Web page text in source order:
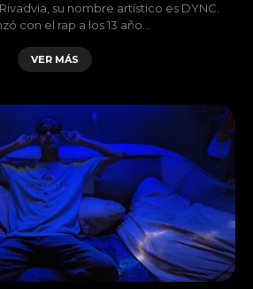
su nombre artístico es DYNC.
con el rap a los 13 año…
VER MÁS